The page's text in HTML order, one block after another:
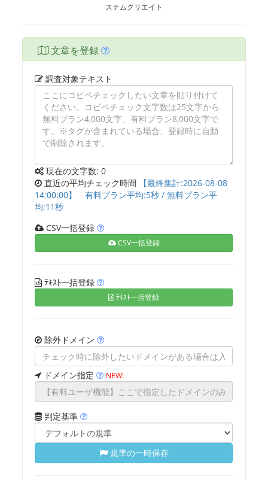
ステムクリエイト
文章を登録
調査対象テキスト
現在の文字数:0
直近の平均チェック時間
【最終集計:2026-08-08
14:00:00】 有料プラン平均:5秒 / 無料プラン平
均:11秒
CSV一括登録
CSV一括登録
ﾃｷｽﾄ一括登録
ﾃｷｽﾄ一括登録
除外ドメイン
ドメイン指定 NEW!
判定基準
規準の一時保存